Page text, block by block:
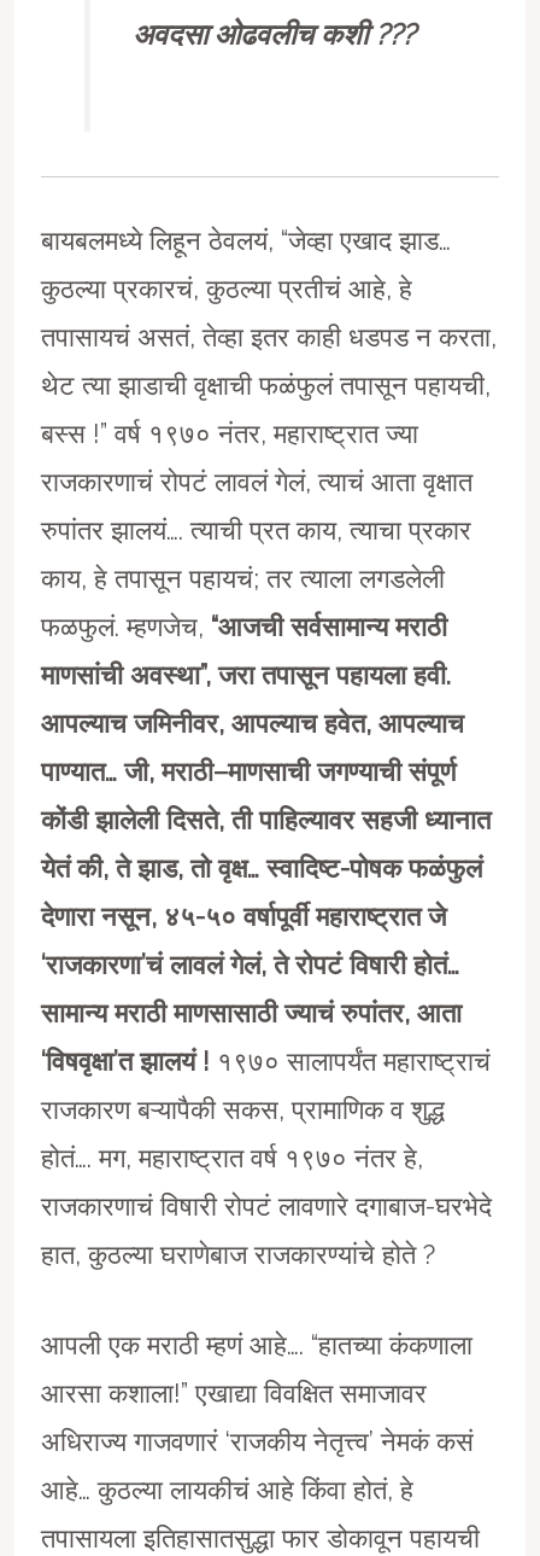
अवदसा ओढवलीच कशी???
बायबलमध्ये लिहून ठेवलयं, “जेव्हा एखाद झाड…
कुठल्या प्रकारचं, कुठल्या प्रतीचं आहे, हे
तपासायचं असतं, तेव्हा इतर काही धडपड न करता,
थेट त्या झाडाची वृक्षाची फळंफुलं तपासून पहायची,
बस्स !” वर्ष १९७० नंतर, महाराष्ट्रात ज्या
राजकारणाचं रोपटं लावलं गेलं, त्याचं आता वृक्षात
रुपांतर झालयं…. त्याची प्रत काय, त्याचा प्रकार
काय, हे तपासून पहायचं; तर त्याला लगडलेली
फळफुलं. म्हणजेच, “आजची सर्वसामान्य मराठी
माणसांची अवस्था”,जरा तपासून पहायला हवी.
आपल्याच जमिनीवर, आपल्याच हवेत, आपल्याच
पाण्यात… जी,मराठी–माणसाची जगण्याची संपूर्ण
कोंडी झालेली दिसते,ती पाहिल्यावर सहजी ध्यानात
येतं की,तेझाड,तो वृक्ष… स्वादिष्ट-पोषक फळंफुलं
देणारा नसून, ४५-५० वर्षापूर्वी महाराष्ट्रात जे
‘राजकारणा’चं लावलं गेलं,ते रोपटं विषारी होतं…
सामान्य मराठी माणसासाठी ज्याचं रुपांतर, आता
‘विषवृक्षा’त झालयं ! १९७० सालापर्यंत महाराष्ट्राचं
राजकारण बऱ्यापैकी सकस, प्रामाणिक व शुद्ध
होतं…. मग, महाराष्ट्रात वर्ष १९७० नंतर हे,
राजकारणाचं विषारी रोपटं लावणारे दगाबाज-घरभेदे
हात, कुठल्या घराणेबाज राजकारण्यांचे होते ?
आपली एक मराठी म्हणं आहे…. “हातच्या कंकणाला
आरसा कशाला!” एखाद्या विवक्षित समाजावर
अधिराज्य गाजवणारं ‘राजकीय नेतृत्त्व’ नेमकं कसं
आहे… कुठल्या लायकीचं आहे किंवा होतं, हे
तपासायला इतिहासातसुद्धा फार डोकावून पहायची